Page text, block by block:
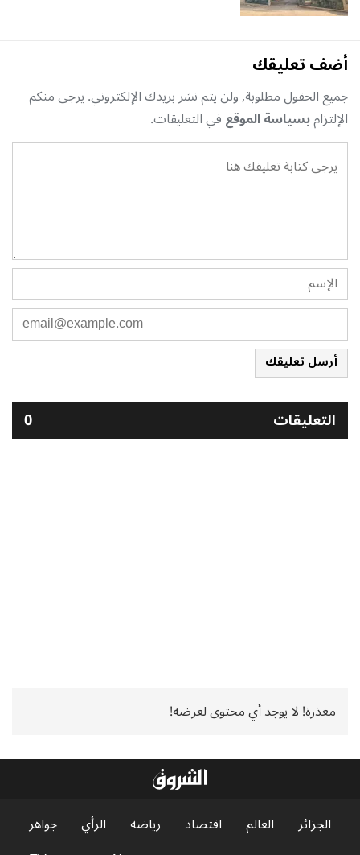
أضف تعليقك
جميع الحقول مطلوبة, ولن يتم نشر بريدك الإلكتروني. يرجى منكم
الإلتزامبسياسة الموقعفي التعليقات.
أرسل تعليقك
التعليقات 0
معذرة! لا يوجد أي محتوى لعرضه!
الجزائر العالم اقتصاد رياضة الرأي
جواهر